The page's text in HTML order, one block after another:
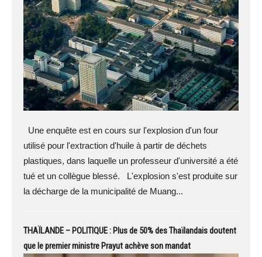
Une enquête est en cours sur l'explosion d'un four
utilisé pour l'extraction d'huile à partir de déchets
plastiques, dans laquelle un professeur d'université a été
tué et un collègue blessé. L'explosion s'est produite sur
la décharge de la municipalité de Muang...
THAÏLANDE – POLITIQUE : Plus de 50% des Thaïlandais doutent
que le premier ministre Prayut achève son mandat